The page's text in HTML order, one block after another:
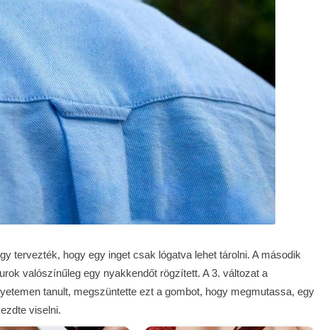
tervezték, hogy egy inget csak lógatva lehet tárolni. A második
valószínűleg egy nyakkendőt rögzített. A 3. változat a
tanult, megszüntette ezt a gombot, hogy megmutassa, egy
viselni.